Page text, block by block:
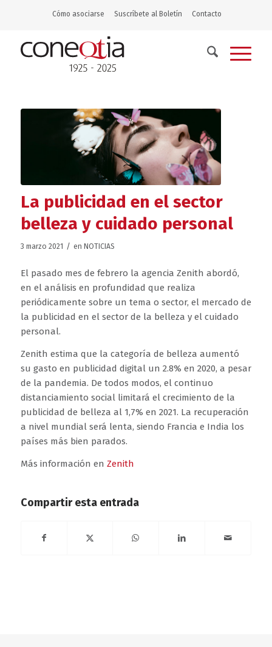
Cómo asociarse Suscríbete al Boletín Contacto
La publicidad en el sector
belleza y cuidado personal
3 marzo 2021 / en NOTICIAS
El pasado mes de febrero la agencia Zenith abordó,
en el análisis en profundidad que realiza
periódicamente sobre un tema o sector, el mercado de
la publicidad en el sector de la belleza y el cuidado
personal.
Zenith estima que la categoría de belleza aumentó
su gasto en publicidad digital un 2.8% en 2020, a pesar
de la pandemia. De todos modos, el continuo
distanciamiento social limitará el crecimiento de la
publicidad de belleza al 1,7% en 2021. La recuperación
a nivel mundial será lenta, siendo Francia e India los
países más bien parados.
Más información en Zenith
Compartir esta entrada